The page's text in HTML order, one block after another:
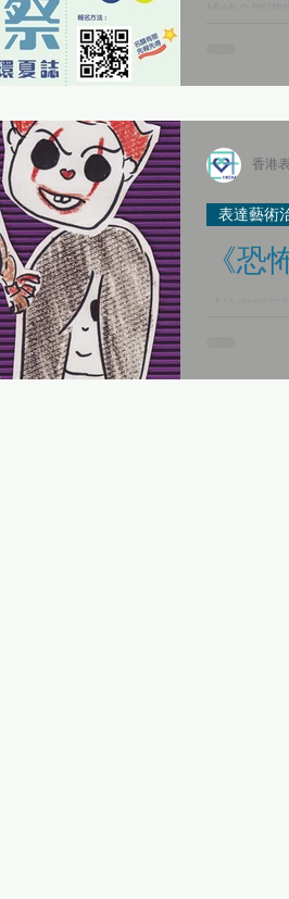
HKEXAT自我關顧工作坊
服務 故事集 《藝術生命軌跡》 表達
專業發展與實踐應用
即興音樂創
《恐
表達藝術
香港